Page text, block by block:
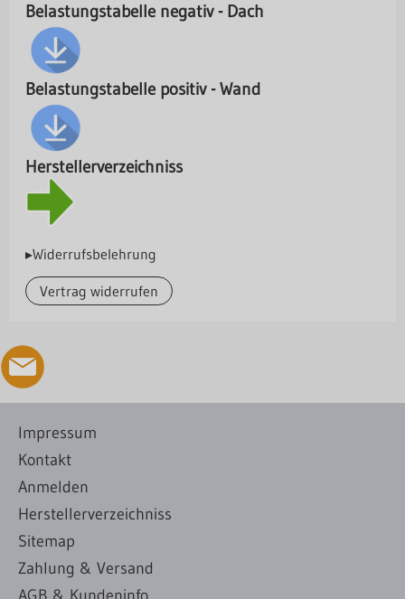
Belastungstabelle negativ - Dach
Belastungstabelle positiv - Wand
Herstellerverzeichniss
▸Widerrufsbelehrung
Vertrag widerrufen
Impressum
Kontakt
Anmelden
Herstellerverzeichniss
Sitemap
Zahlung & Versand